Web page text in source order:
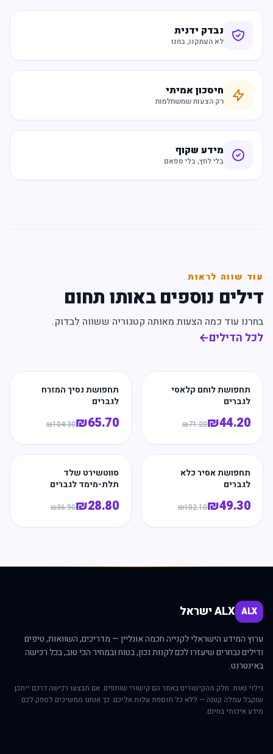
נבדק ידנית
לא העתקנו, בחנו
חיסכון אמיתי
רק הצעות שמשתלמות
מידע שקוף
בלי לחץ, בלי ספאם
עוד שווה לראות
דילים נוספים באותו תחום
בחרנו עוד כמה הצעות מאותה קטגוריה ששווה לבדוק.
לכל הדילים←
תחפושת לוחם קלאסי
לגברים
₪44.20
₪71.20
תחפושת נסיך המזרח
לגברים
₪65.70
₪104.30
תחפושת אסיר כלא
לגברים
₪49.30
₪102.10
סווטשירט שלד
תלת-מימד לגברים
₪28.80
₪36.90
ALX ALX ישראל
ערוץ המידע הישראלי לקנייה חכמה אונליין — מדריכים, השוואות, טיפים
ודילים נבחרים שיעזרו לכם לקנות נכון, בטוח ובמחיר הכי טוב, בכל רכישה
באינטרנט.
גילוי נאות: חלק מהקישורים באתר הם קישורי שותפים. אם תבצעו רכישה דרכם ייתכן
שנקבל עמלה קטנה — ללא כל תוספת עלות אליכם. כך אנחנו ממשיכים לספק לכם
מידע איכותי בחינם.